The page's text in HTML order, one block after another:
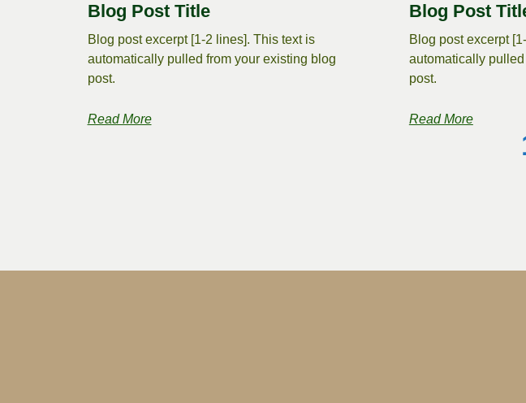
Blog Post Title
Blog post excerpt [1-2 lines]. This text is
automatically pulled from your existing blog
post.
Read More
Blog Post
Blog post excerpt
automatically
post.
Read More